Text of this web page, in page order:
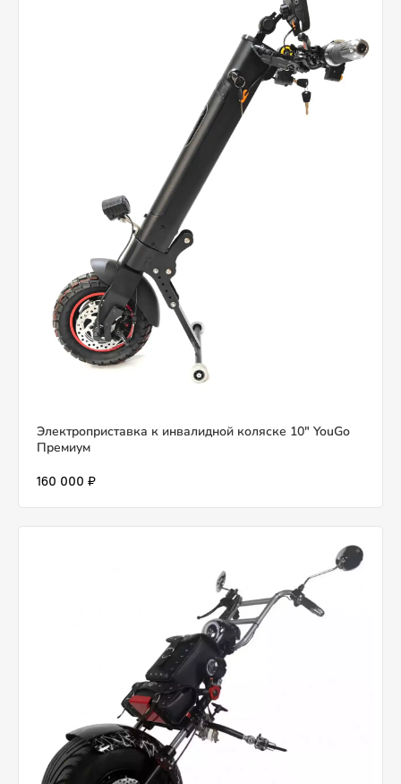
Электроприставка к инвалидной коляске 10" YouGo
Премиум
160 000 ₽